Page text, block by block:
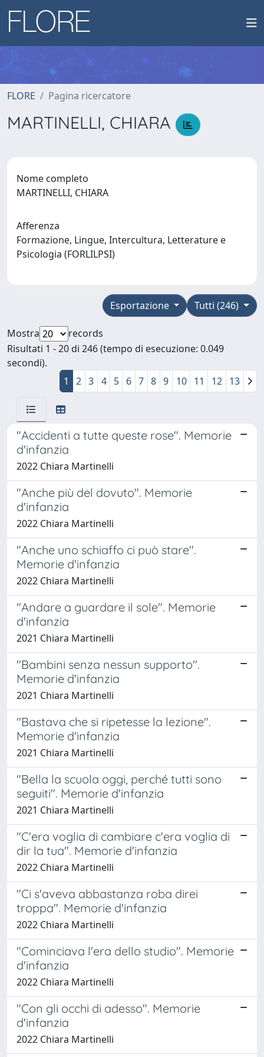
FLORE Pagina ricercatore
MARTINELLI, CHIARA
Nome completo
MARTINELLI, CHIARA
Afferenza
Formazione, Lingue, Intercultura, Letterature e
Psicologia (FORLILPSI)
Tutti (246)
Esportazione
Mostra
records
Risultati 1 - 20 di 246 (tempo di esecuzione: 0.049
secondi).
1
2 3 4 5 6 7 8 9 10 11 12 13
"Accidenti a tutte queste rose". Memorie
d'infanzia
2022 Chiara Martinelli
"Anche più del dovuto". Memorie
d'infanzia
2022 Chiara Martinelli
"Anche uno schiaffo ci può stare".
Memorie d'infanzia
2022 Chiara Martinelli
"Andare a guardare il sole". Memorie
d'infanzia
2021 Chiara Martinelli
"Bambini senza nessun supporto".
Memorie d'infanzia
2021 Chiara Martinelli
"Bastava che si ripetesse la lezione".
Memorie d'infanzia
2021 Chiara Martinelli
"Bella la scuola oggi, perché tutti sono
seguiti". Memorie d'infanzia
2021 Chiara Martinelli
"C'era voglia di cambiare c'era voglia di
dir la tua". Memorie d'infanzia
2022 Chiara Martinelli
"Ci s'aveva abbastanza roba direi
troppa". Memorie d'infanzia
2022 Chiara Martinelli
"Cominciava l'era dello studio". Memorie
d'infanzia
2022 Chiara Martinelli
"Con gli occhi di adesso". Memorie
d'infanzia
2022 Chiara Martinelli